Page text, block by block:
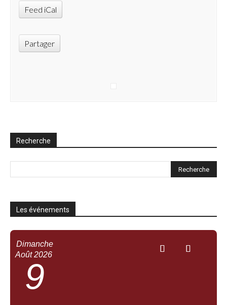
Feed iCal
Partager
Recherche
Les événements
Dimanche
Août 2026
9